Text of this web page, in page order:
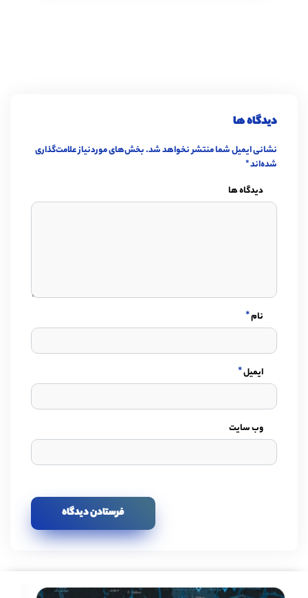
دیدگاه ها
نشانی ایمیل شما منتشر نخواهد شد.بخش‌های موردنیاز علامت‌گذاری
شده‌اند*
دیدگاه ها
نام*
ایمیل*
وب سایت